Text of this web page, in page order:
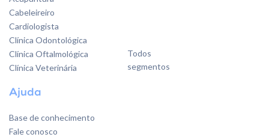
Todos
segmentos
Cabeleireiro
Cardiologista
Clínica Odontológica
Clínica Oftalmológica
Clínica Veterinária
Ajuda
Base de conhecimento
Fale conosco